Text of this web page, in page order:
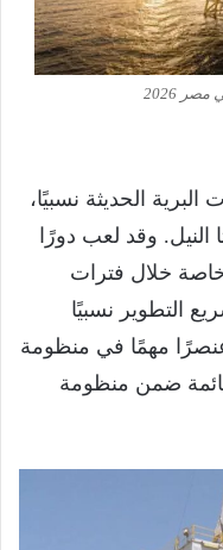
2026
الحديثة نسبيًا،
عام 2015 في دلتا النيل. وقد لعب دورًا
خلال فترات
التطوير نسبيًا
عنصرًا مهمًا في منظومة
ضمن منظومة